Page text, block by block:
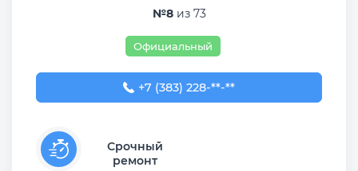
№8из 73
Официальный
+7 (383) 228-28-27
+7 (383) 228-**-**
Срочный
ремонт